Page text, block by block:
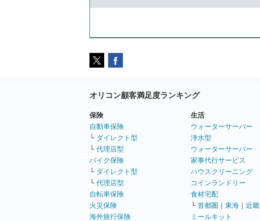
オリコン顧客満足度ランキング
保険
自動車保険
└ ダイレクト型
└ 代理店型
バイク保険
└ ダイレクト型
└ 代理店型
自転車保険
火災保険
海外旅行保険
生活
ウォーターサーバー
浄水型
ウォーターサーバー
家事代行サービス
ハウスクリーニング
コインランドリー
食材宅配
└ 首都圏 ｜ 東海 ｜ 近畿
ミールキット